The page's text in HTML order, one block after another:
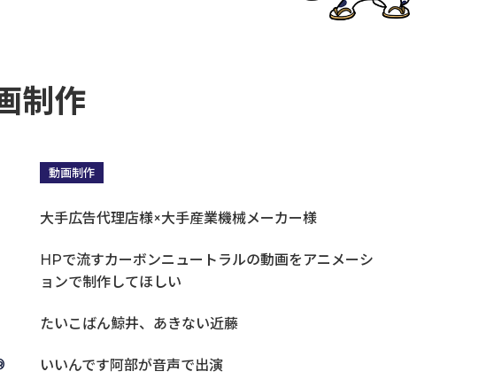
営業・販売・マーケコミュニケーション研修
制作
動画制作
大手広告代理店様×大手産業機械メーカー様
HPで流すカーボンニュートラルの動画をアニメーシ
ョンで制作してほしい
たいこばん鯨井、あきない近藤
いいんです阿部が音声で出演